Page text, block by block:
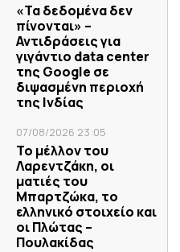
«Τα δεδομένα δεν
πίνονται» –
Αντιδράσεις για
γιγάντιο data center
της Google σε
διψασμένη περιοχή
της Ινδίας
07/08/2026 23:05
Το μέλλον του
Λαρεντζάκη, οι
ματιές του
Μπαρτζώκα, το
ελληνικό στοιχείο και
οι Πλώτας –
Πουλακίδας